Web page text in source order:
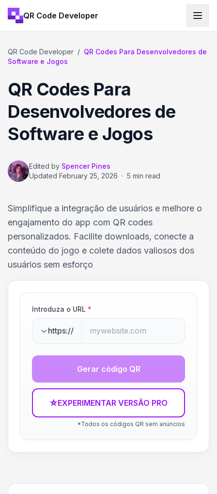
QR Code Developer
QR Code Developer / QR Codes Para Desenvolvedores de
Software e Jogos
QR Codes Para
Desenvolvedores de
Software e Jogos
Edited by Spencer Pines
Updated February 25, 2026 · 5 min read
Simplifique a integração de usuários e melhore o
engajamento do app com QR codes
personalizados. Facilite downloads, conecte a
conteúdo do jogo e colete dados valiosos dos
usuários sem esforço
Introduza o URL *
https://
Gerar código QR
☆EXPERIMENTAR VERSÃO PRO
*Todos os códigos QR sem anúncios